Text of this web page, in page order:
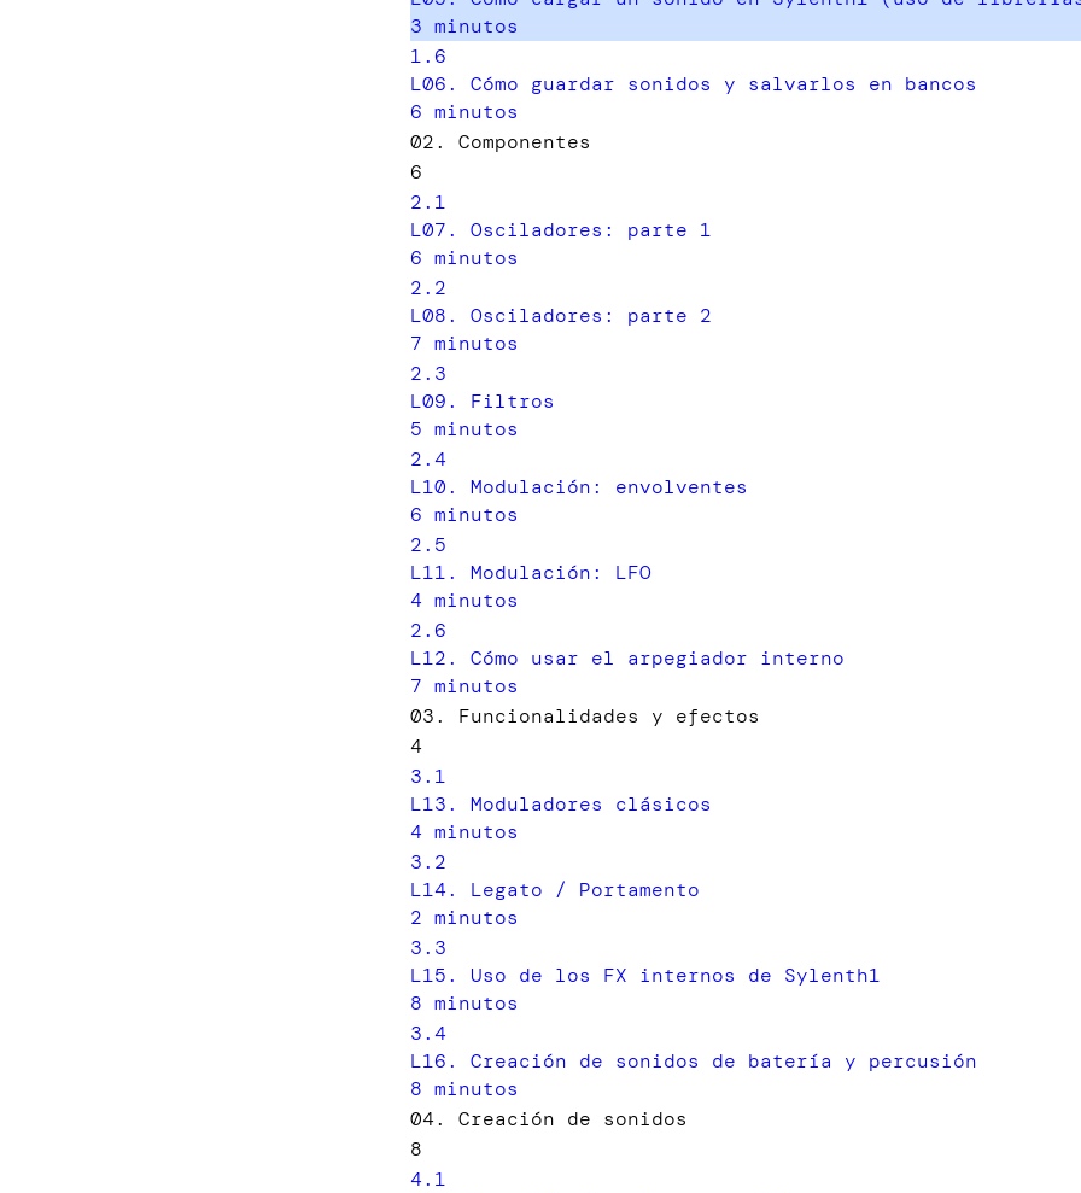
3 minutos
1.6
L06. Cómo guardar sonidos y salvarlos en bancos
6 minutos
02. Componentes
6
2.1
L07. Osciladores: parte 1
6 minutos
2.2
L08. Osciladores: parte 2
7 minutos
2.3
L09. Filtros
5 minutos
2.4
L10. Modulación: envolventes
6 minutos
2.5
L11. Modulación: LFO
4 minutos
2.6
L12. Cómo usar el arpegiador interno
7 minutos
03. Funcionalidades y efectos
4
3.1
L13. Moduladores clásicos
4 minutos
3.2
L14. Legato / Portamento
2 minutos
3.3
L15. Uso de los FX internos de Sylenth1
8 minutos
3.4
L16. Creación de sonidos de batería y percusión
8 minutos
04. Creación de sonidos
8
4.1